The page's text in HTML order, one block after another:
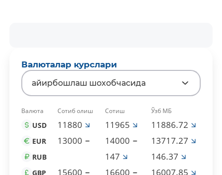
Валюталар курслари
айирбошлаш шохобчасида
Валюта Сотиб олиш Сотиш Ўзб МБ
USD 11880 11965 11886.72
EUR 13000 14000 13717.27
RUB 147 146.37
GBP 15600 16600 16007.85